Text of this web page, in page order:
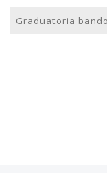
Graduatoria